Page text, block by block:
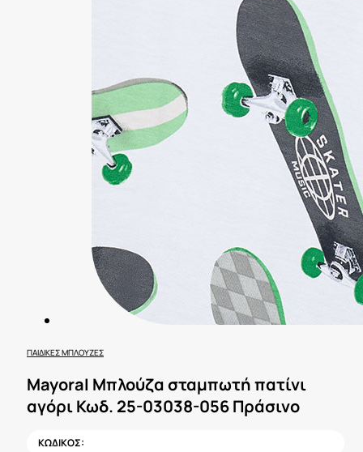
ΠΑΙΔΙΚΈΣ ΜΠΛΟΎΖΕΣ
Mayoral Μπλούζα σταμπωτή πατίνι
αγόρι Κωδ. 25-03038-056 Πράσινο
ΚΩΔΙΚΟΣ: